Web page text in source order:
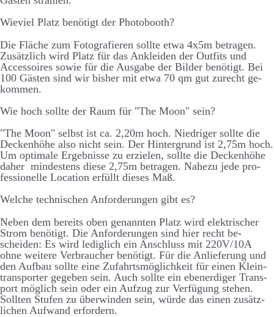
Wie­viel Platz be­nötigt der Photo­booth?
Die Fläche zum Foto­­graf­ieren sollte etwa 4x5m be­tragen.
Zu­­sätz­­lich wird Platz für das An­­kleiden der Out­­fits und
Accessoires sowie für die Aus­­gabe der Bilder be­­nötigt. Bei
100 Gästen sind wir bis­her mit etwa 70 qm gut zu­­recht ge­­
kommen.
Wie hoch sollte der Raum für "The Moon" sein?
"The Moon" selbst ist ca. 2,20m hoch. Niedriger sollte die
Decken­­höhe also nicht sein. Der Hinter­­grund ist 2,75m hoch.
Um optimale Er­­geb­­nisse zu er­zielen, sollte die Decken­­höhe
daher mindestens diese 2,75m be­­tragen. Nahe­­zu jede pro­­
fessionelle Location er­­füllt dieses Maß.
Welche technischen Anforderungen gibt es?
Neben dem bereits oben ge­nannten Platz wird elektrischer
Strom be­nötigt. Die An­­forder­­ungen sind hier recht be­­
scheiden: Es wird ledig­lich ein An­schluss mit 220V/10A
ohne weitere Ver­braucher be­nötigt. Für die An­liefer­ung und
den Auf­bau sollte eine Zu­fahrts­möglich­keit für einen Klein­
trans­porter ge­geben sein. Auch sollte ein eben­erd­iger Trans­
port möglich sein oder ein Auf­zug zur Ver­füg­ung stehen.
Sollten Stufen zu über­winden sein, würde das einen zu­sätz­
lichen Auf­wand er­fordern.